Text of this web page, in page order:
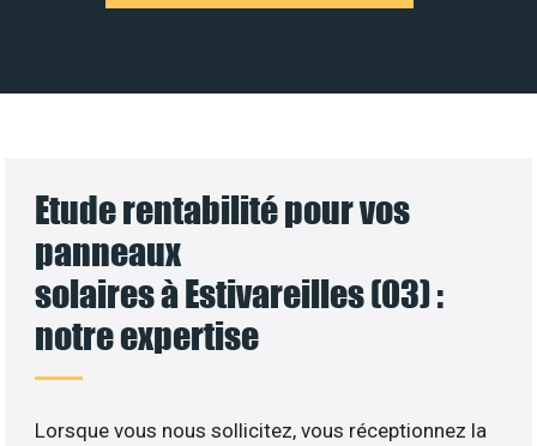
Etude rentabilité pour vos
panneaux
solaires à Estivareilles (03) :
notre expertise
Lorsque vous nous sollicitez, vous réceptionnez la